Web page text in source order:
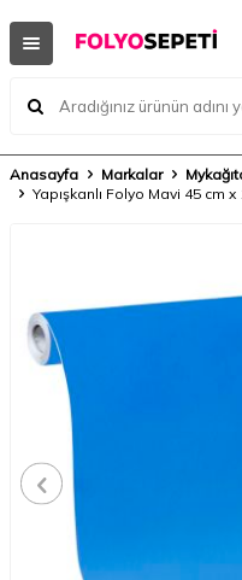
Anasayfa Markalar
Yapışkanlı Folyo Mavi 45 cm x